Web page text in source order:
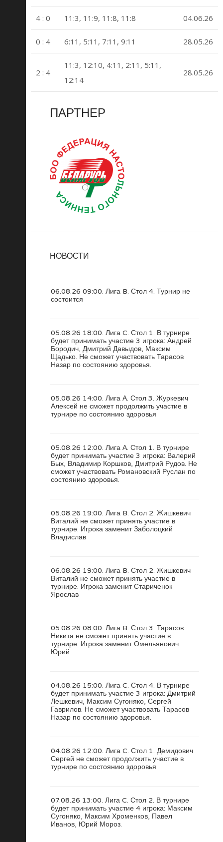
4 : 0 11:3, 11:9, 11:8, 11:8 04.06.26
0 : 4 6:11, 5:11, 7:11, 9:11 28.05.26
2 : 4
11:3, 12:10, 4:11, 2:11, 5:11,
12:14
28.05.26
ПАРТНЕР
НОВОСТИ
06.08.26 09:00. Лига B. Стол 4. Турнир не
состоится
05.08.26 18:00. Лига C. Стол 1. В турнире
будет принимать участие 3 игрока: Андрей
Бородич, Дмитрий Давыдов, Максим
Щадько. Не сможет участвовать Тарасов
Назар по состоянию здоровья.
05.08.26 14:00. Лига А. Стол 3. Журкевич
Алексей не сможет продолжить участие в
турнире по состоянию здоровья
05.08.26 12:00. Лига А. Стол 1. В турнире
будет принимать участие 3 игрока: Валерий
Бых, Владимир Коршков, Дмитрий Рудов. Не
сможет участвовать Романовский Руслан по
состоянию здоровья.
05.08.26 19:00. Лига B. Стол 2. Жишкевич
Виталий не сможет принять участие в
турнире. Игрока заменит Заболоцкий
Владислав
06.08.26 19:00. Лига B. Стол 2. Жишкевич
Виталий не сможет принять участие в
турнире. Игрока заменит Стариченок
Ярослав
05.08.26 08:00. Лига B. Стол 3. Тарасов
Никита не сможет принять участие в
турнире. Игрока заменит Омельянович
Юрий
04.08.26 15:00. Лига C. Стол 4. В турнире
будет принимать участие 3 игрока: Дмитрий
Лешкевич, Максим Сугоняко, Сергей
Гаврилов. Не сможет участвовать Тарасов
Назар по состоянию здоровья.
04.08.26 12:00. Лига C. Стол 1. Демидович
Сергей не сможет продолжить участие в
турнире по состоянию здоровья
07.08.26 13:00. Лига C. Стол 2. В турнире
будет принимать участие 4 игрока: Максим
Сугоняко, Максим Хроменков, Павел
Иванов, Юрий Мороз.